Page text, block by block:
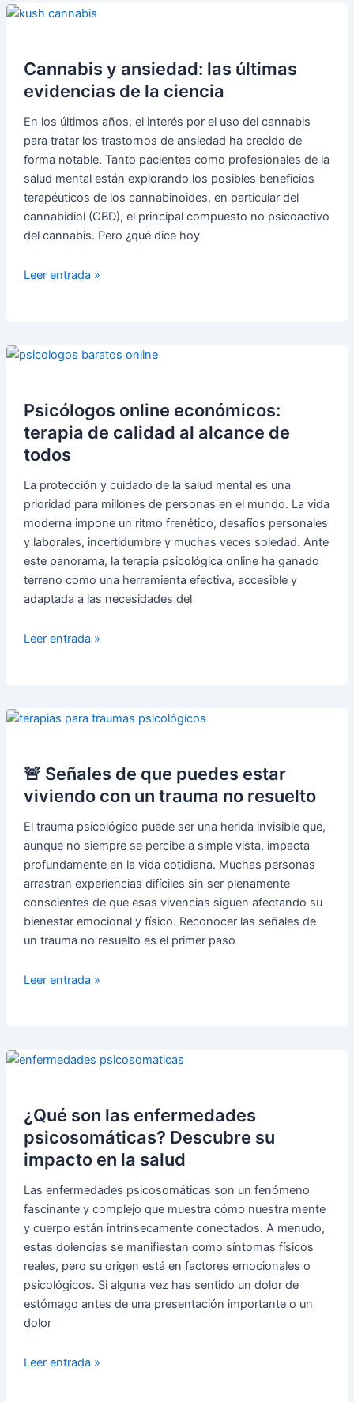
–
Psicólogos
Hipnoterapeutas
Cannabis y ansiedad: las últimas
evidencias de la ciencia
En los últimos años, el interés por el uso del cannabis
para tratar los trastornos de ansiedad ha crecido de
forma notable. Tanto pacientes como profesionales de la
salud mental están explorando los posibles beneficios
terapéuticos de los cannabinoides, en particular del
cannabidiol (CBD), el principal compuesto no psicoactivo
del cannabis. Pero ¿qué dice hoy
Cannabis
últimas
la
ciencia
Leer entrada »
Psicólogos online económicos:
terapia de calidad al alcance de
todos
La protección y cuidado de la salud mental es una
prioridad para millones de personas en el mundo. La vida
moderna impone un ritmo frenético, desafíos personales
y laborales, incertidumbre y muchas veces soledad. Ante
este panorama, la terapia psicológica online ha ganado
terreno como una herramienta efectiva, accesible y
adaptada a las necesidades del
Psicólogos
de
alcance
de
Leer entrada »
🚨 Señales de que puedes estar
viviendo con un trauma no resuelto
El trauma psicológico puede ser una herida invisible que,
aunque no siempre se percibe a simple vista, impacta
profundamente en la vida cotidiana. Muchas personas
arrastran experiencias difíciles sin ser plenamente
conscientes de que esas vivencias siguen afectando su
bienestar emocional y físico. Reconocer las señales de
un trauma no resuelto es el primer paso
🚨
puedes
con
trauma
no
resuelto
Leer entrada »
¿Qué son las enfermedades
psicosomáticas? Descubre su
impacto en la salud
Las enfermedades psicosomáticas son un fenómeno
fascinante y complejo que muestra cómo nuestra mente
y cuerpo están intrínsecamente conectados. A menudo,
estas dolencias se manifiestan como síntomas físicos
reales, pero su origen está en factores emocionales o
psicológicos. Si alguna vez has sentido un dolor de
estómago antes de una presentación importante o un
dolor
¿Qué
Leer entrada »